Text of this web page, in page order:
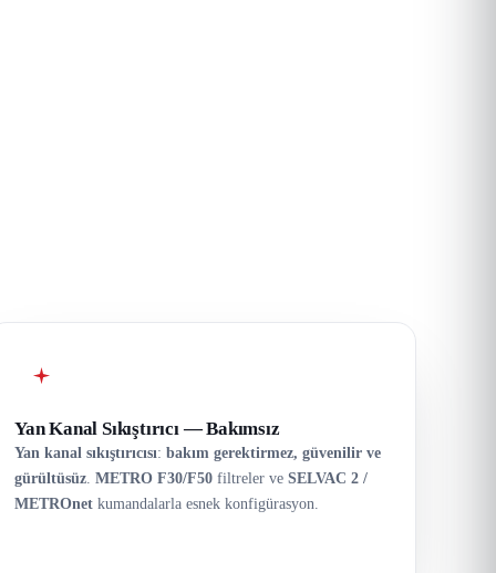
Yan Kanal Sıkıştırıcı — Bakımsız
Yan kanal sıkıştırıcısı: bakım gerektirmez, güvenilir ve
gürültüsüz METRO F30/F50 filtreler ve SELVAC 2 /
METROnet kumandalarla esnek konfigürasyon.